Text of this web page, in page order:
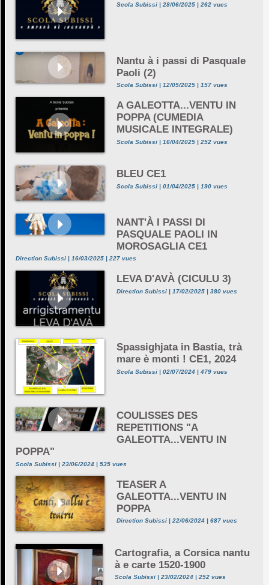
Scola Subissi | 28/06/2025 | 262 vues
Nantu à i passi di Pasquale
Paoli (2)
Scola Subissi | 12/05/2025 | 157 vues
A GALEOTTA...VENTU IN
POPPA (CUMEDIA
MUSICALE INTEGRALE)
Scola Subissi | 16/04/2025 | 252 vues
BLEU CE1
Scola Subissi | 01/04/2025 | 190 vues
NANT'À I PASSI DI
PASQUALE PAOLI IN
MOROSAGLIA CE1
Direction Subissi | 16/03/2025 | 227 vues
LEVA D'AVÀ (CICULU 3)
Direction Subissi | 17/02/2025 | 380 vues
Spassighjata in Bastia, trà
mare è monti ! CE1, 2024
Scola Subissi | 02/07/2024 | 479 vues
COULISSES DES
REPETITIONS "A
GALEOTTA...VENTU IN
POPPA"
Scola Subissi | 23/06/2024 | 535 vues
TEASER A
GALEOTTA...VENTU IN
POPPA
Direction Subissi | 22/06/2024 | 687 vues
Cartografia, a Corsica nantu
à e carte 1520-1900
Scola Subissi | 23/02/2024 | 252 vues